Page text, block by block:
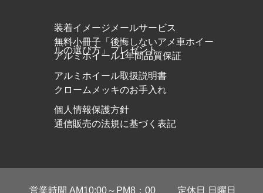
装着イメージメールサービス
無料小冊子「後悔しないアメ車ホイー
ルの選び方」プレゼント
アルミホイール1年間品質保証
アルミホイール取扱説明書
クロームメッキのお手入れ
個人情報保護方針
通信販売の法規に基づく表記
営業時間 AM10:00～PM8：00 定休日 日曜日